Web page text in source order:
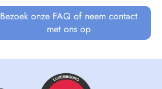
Bezoek onze FAQ of neem contact
met ons op